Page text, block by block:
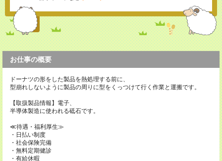
お仕事の概要
ドーナツの形をした製品を熱処理する前に、
型崩れしないように製品の周りに型をくっつけて行く作業と運搬です。
【取扱製品情報】電子、
半導体製造に使われる砥石です。
≪待遇・福利厚生≫
・日払い制度
・社会保険完備
・無料定期健診
・有給休暇